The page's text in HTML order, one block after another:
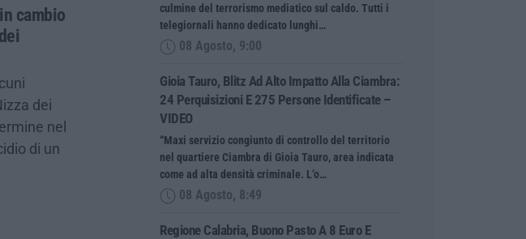
cambio
dei
nel
di un
culmine del terrorismo mediatico sul caldo. Tutti i
telegiornali hanno dedicato lunghi…
08 Agosto, 9:00
Gioia Tauro, Blitz Ad Alto Impatto Alla Ciambra:
24 Perquisizioni E 275 Persone Identificate –
VIDEO
“Maxi servizio congiunto di controllo del territorio
nel quartiere Ciambra di Gioia Tauro, area indicata
come ad alta densità criminale. L’o…
08 Agosto, 8:49
Regione Calabria, Buono Pasto A 8 Euro E